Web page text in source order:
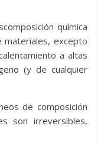
química
excepto
a altas
(y de cualquier
de composición
son irreversibles,